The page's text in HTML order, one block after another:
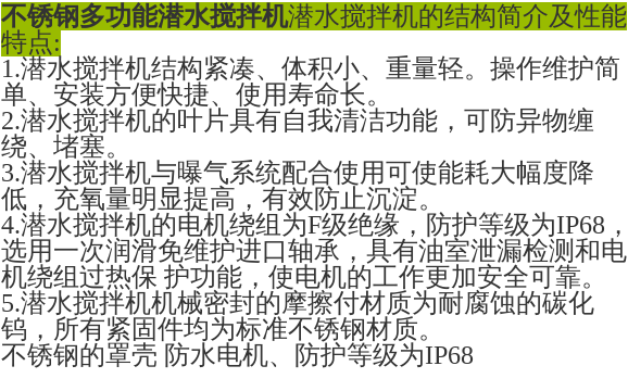
不锈钢多功能潜水搅拌机潜水搅拌机的结构简介及性能
特点:
1.潜水搅拌机结构紧凑、体积小、重量轻。操作维护简
单、安装方便快捷、使用寿命长。
2.潜水搅拌机的叶片具有自我清洁功能，可防异物缠
绕、堵塞。
3.潜水搅拌机与曝气系统配合使用可使能耗大幅度降
低，充氧量明显提高，有效防止沉淀。
4.潜水搅拌机的电机绕组为F级绝缘，防护等级为IP68，
选用一次润滑免维护进口轴承，具有油室泄漏检测和电
机绕组过热保 护功能，使电机的工作更加安全可靠。
5.潜水搅拌机机械密封的摩擦付材质为耐腐蚀的碳化
钨，所有紧固件均为标准不锈钢材质。
不锈钢的罩壳 防水电机、防护等级为IP68